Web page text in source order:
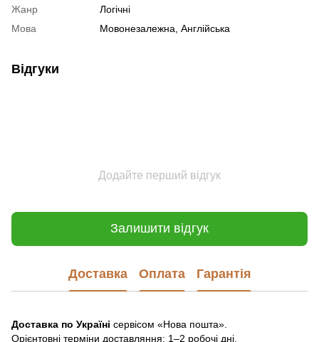
Жанр
Логічні
Мова
Мовонезалежна, Англійська
Відгуки
Додайте перший відгук
Залишити відгук
Доставка Оплата Гарантія
Доставка по Україні сервісом «Нова пошта».
Орієнтовні терміни доставляння: 1–2 робочі дні.